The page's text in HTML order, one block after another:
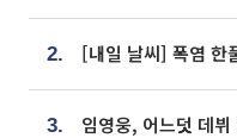
2.
3.